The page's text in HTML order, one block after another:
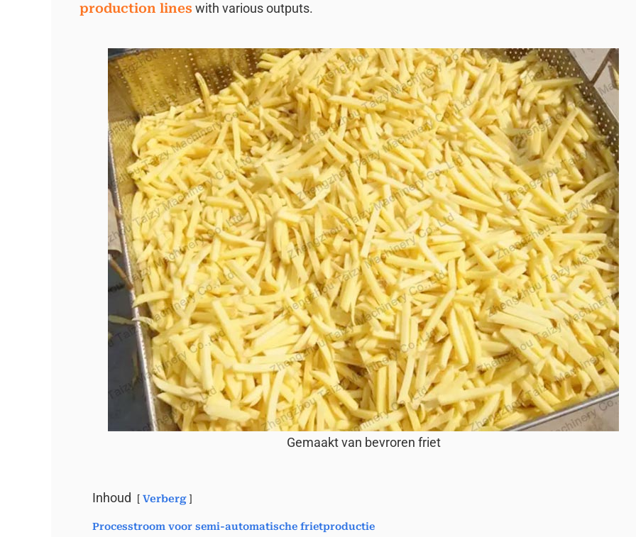
production lines with various outputs.
Gemaakt van bevroren friet
Inhoud Verberg
Processtroom voor semi-automatische frietproductie